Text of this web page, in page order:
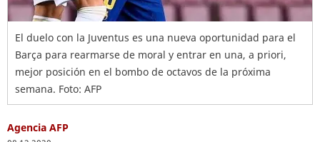
El duelo con la Juventus es una nueva oportunidad para el
Barça para rearmarse de moral y entrar en una, a priori,
mejor posición en el bombo de octavos de la próxima
semana. Foto: AFP
Agencia AFP